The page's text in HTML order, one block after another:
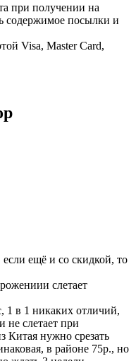
при получении на
содержимое посылки и
Visa, Master Card,
ещё и со скидкой, то
слетает
1 в 1 никаких отличий,
не слетает при
Китая нужно срезать
в районе 75р., но